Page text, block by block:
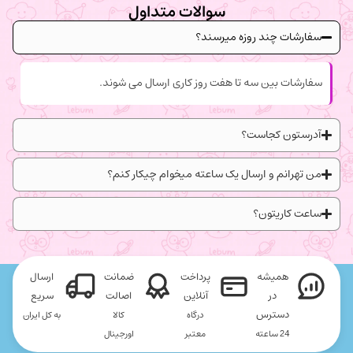
سوالات متداول
سفارشات چند روزه میرسند؟
سفارشات بین سه تا هفت روز کاری ارسال می شوند.
آدرستون کجاست؟
من تهرانم و ارسال یک ساعته میخوام چیکار کنم؟
ساعت کاریتون؟
همیشه
در
دسترس
24 ساعته
پرداخت
آنلاین
درگاه
معتبر
ضمانت
اصالت
کالا
اورجینال
ارسال
سریع
به کل ایران